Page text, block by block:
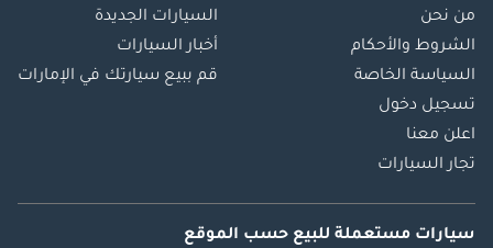
من نحن
الشروط والأحكام
السياسة الخاصة
تسجيل دخول
اعلن معنا
تجار السيارات
السيارات الجديدة
أخبار السيارات
قم ببيع سيارتك في الإمارات
سيارات مستعملة للبيع حسب الموقع